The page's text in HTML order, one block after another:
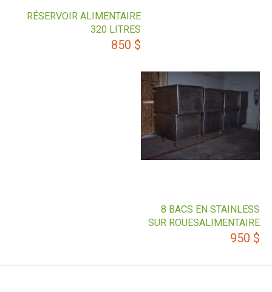
RÉSERVOIR ALIMENTAIRE
320 LITRES
850 $
8 BACS EN STAINLESS
SUR ROUESALIMENTAIRE
950 $